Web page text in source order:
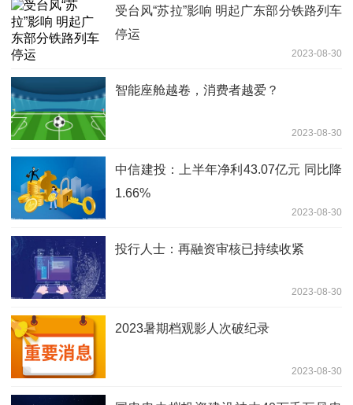
受台风“苏拉”影响 明起广东部分铁路列车
停运
2023-08-30
智能座舱越卷，消费者越爱？
2023-08-30
中信建投：上半年净利43.07亿元 同比降
1.66%
2023-08-30
投行人士：再融资审核已持续收紧
2023-08-30
2023暑期档观影人次破纪录
2023-08-30